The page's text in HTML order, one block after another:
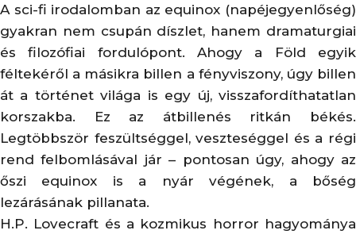
A sci-fi irodalomban az equinox (napéjegyenlőség)
gyakran nem csupán díszlet, hanem dramaturgiai
és filozófiai fordulópont. Ahogy a Föld egyik
féltekéről a másikra billen a fényviszony, úgy billen
át a történet világa is egy új, visszafordíthatatlan
korszakba. Ez az átbillenés ritkán békés.
Legtöbbször feszültséggel, veszteséggel és a régi
rend felbomlásával jár – pontosan úgy, ahogy az
őszi equinox is a nyár végének, a bőség
lezárásának pillanata.
H.P. Lovecraft és a kozmikus horror hagyománya